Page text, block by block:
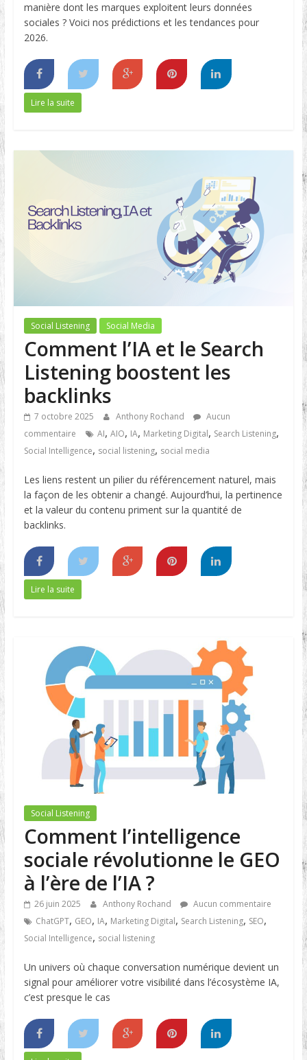
manière dont les marques exploitent leurs données
sociales ? Voici nos prédictions et les tendances pour
2026.
Lire la suite
Social Listening Social Media
Comment l’IA et le Search
Listening boostent les
backlinks
7 octobre 2025 Anthony Rochand
Aucun
commentaire
AI, AIO, IA, Marketing Digital, Search Listening,
Social Intelligence, social listening, social media
Les liens restent un pilier du référencement naturel, mais
la façon de les obtenir a changé. Aujourd’hui, la pertinence
et la valeur du contenu priment sur la quantité de
backlinks.
Lire la suite
Social Listening
Comment l’intelligence
sociale révolutionne le GEO
à l’ère de l’IA ?
26 juin 2025 Anthony Rochand
Aucun commentaire
ChatGPT, GEO, IA, Marketing Digital, Search Listening, SEO,
Social Intelligence, social listening
Un univers où chaque conversation numérique devient un
signal pour améliorer votre visibilité dans l’écosystème IA,
c’est presque le cas